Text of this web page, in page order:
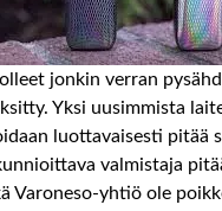
jonkin verran
Yksi uusimmista
luottavaisesti pitää
valmistaja
Varoneso-yhtiö ole